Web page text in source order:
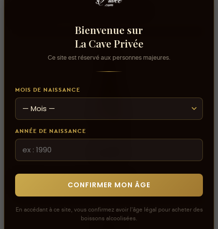
AJOUTER AU PANIER
AJOUTER AU PANIER
Fixin Champs des Charmes 2018
Bienvenue sur
La Cave Privée
Ce site est réservé aux personnes majeures.
MOIS DE NAISSANCE
ANNÉE DE NAISSANCE
CONFIRMER MON ÂGE
En accédant à ce site, vous confirmez avoir l'âge légal pour acheter des
boissons alcoolisées.